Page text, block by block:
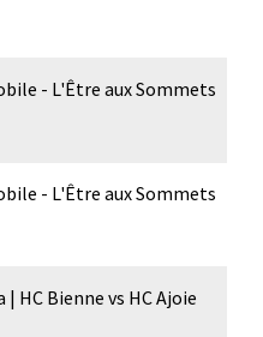
- L'Être aux Sommets
- L'Être aux Sommets
| HC Bienne vs HC Ajoie